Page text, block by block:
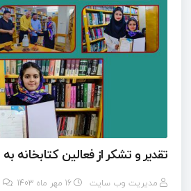
تقدیر و تشکر از فعالین کتابخانه
مدیریت وب سایت 16 مهر ماه 1403